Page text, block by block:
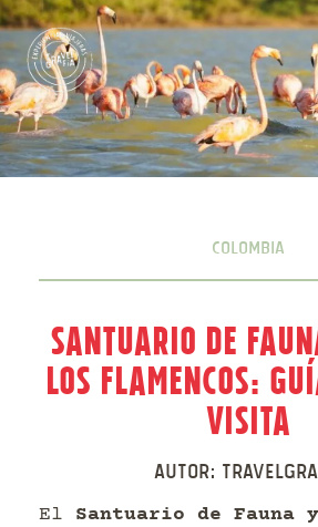
Colombia
Santuario de
Los Flamencos:
visita
Autor:
El Santuario de Fauna